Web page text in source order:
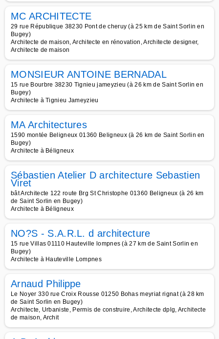
MC ARCHITECTE
29 rue République 38230 Pont de cheruy (à 25 km de Saint Sorlin en
Bugey)
Architecte de maison, Architecte en rénovation, Architecte designer,
Architecte de maison
MONSIEUR ANTOINE BERNADAL
15 rue Bourbre 38230 Tignieu jameyzieu (à 26 km de Saint Sorlin en
Bugey)
Architecte à Tignieu Jameyzieu
MA Architectures
1590 montée Beligneux 01360 Beligneux (à 26 km de Saint Sorlin en
Bugey)
Architecte à Béligneux
Sébastien Atelier D architecture Sebastien
Viret
bât Architecte 122 route Brg St Christophe 01360 Beligneux (à 26 km
de Saint Sorlin en Bugey)
Architecte à Béligneux
NO?S - S.A.R.L. d architecture
15 rue Villas 01110 Hauteville lompnes (à 27 km de Saint Sorlin en
Bugey)
Architecte à Hauteville Lompnes
Arnaud Philippe
Le Noyer 330 rue Croix Rousse 01250 Bohas meyriat rignat (à 28 km
de Saint Sorlin en Bugey)
Architecte, Urbaniste, Permis de construire, Architecte dplg, Architecte
de maison, Archit